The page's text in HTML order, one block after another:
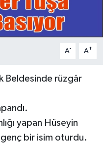
A- A+
Beldesinde rüzgâr
yapan Hüseyin
genç bir isim oturdu.